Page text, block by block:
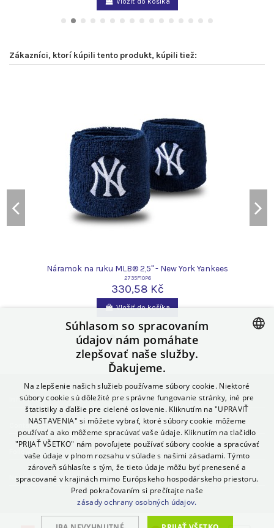
Zákazníci, ktorí kúpili tento produkt, kúpili tiež:
Náramok na ruku MLB® 2,5" - New York Yankees
2735F10P6
330,58 Kč
Vložiť do košíka
Informácie
Contact us
Follow us
Newsletter
POLISH
GERMAN
SPANISH
ITALIAN
HUNGARIAN
Súhlasom so spracovaním
údajov nám pomáhate
zlepšovať naše služby.
Ďakujeme.
Na zlepšenie našich služieb používame súbory cookie. Niektoré
súbory cookie sú dôležité pre správne fungovanie stránky, iné pre
štatistiky a ďalšie pre cielené oslovenie. Kliknutím na "UPRAVIŤ
NASTAVENIA" si môžete vybrať, ktoré súbory cookie môžeme
používať a ako môžeme spracúvať vaše údaje. Kliknutím na tlačidlo
"PRIJAŤ VŠETKO" nám povoľujete používať súbory cookie a spracúvať
vaše údaje v plnom rozsahu v súlade s našimi zásadami. Týmto
zároveň súhlasíte s tým, že tieto údaje môžu byť prenesené a
spracované v krajinách mimo Európskeho hospodárskeho priestoru.
Pred pokračovaním si prečítajte naše
zásady ochrany osobných údajov.